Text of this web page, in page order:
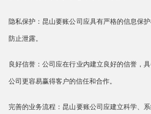
隐私保护：昆山要账公司应具有严格的信息保
防止泄露。
良好信誉：公司应在行业内建立良好的信誉，
公司更容易赢得客户的信任和合作。
完善的业务流程：昆山要账公司应建立科学、